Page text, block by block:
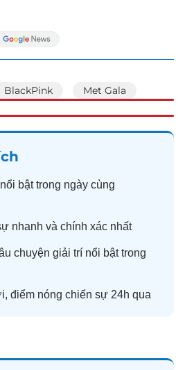
BlackPink Met Gala
nổi bật trong ngày cùng
nhanh và chính xác nhất
chuyện giải trí nổi bật trong
, điểm nóng chiến sự 24h qua